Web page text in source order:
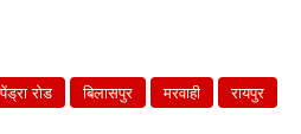
पेंड्रा रोड बिलासपुर मरवाही रायपुर